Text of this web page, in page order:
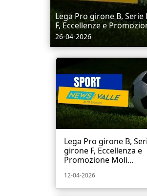
Lega Pro girone B,
F, Eccellenze e
26-04-2026
Lega Pro girone B,
girone F, Eccellenza e
Promozione Moli...
12-04-2026